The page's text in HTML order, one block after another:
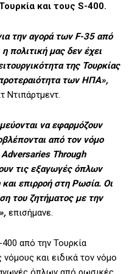
και τους S-400.
την αγορά των F-35 από
πολιτική μας δεν έχει
της Τουρκίας
των ΗΠΑ»,
Ντιπάρτμεντ.
να εφαρμόζουν
από τον νόμο
Through
τις εξαγωγές όπλων
επιρροή στη Ρωσία. Οι
του ζητήματος με την
επισήμανε.
από την Τουρκία
νόμους και ειδικά τον νόμο